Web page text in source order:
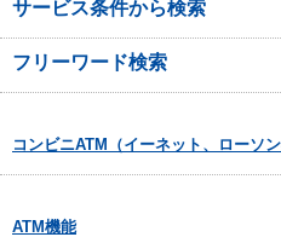
サービス条件から検索
フリーワード検索
コンビニATM（イーネット、ローソ
ATM機能